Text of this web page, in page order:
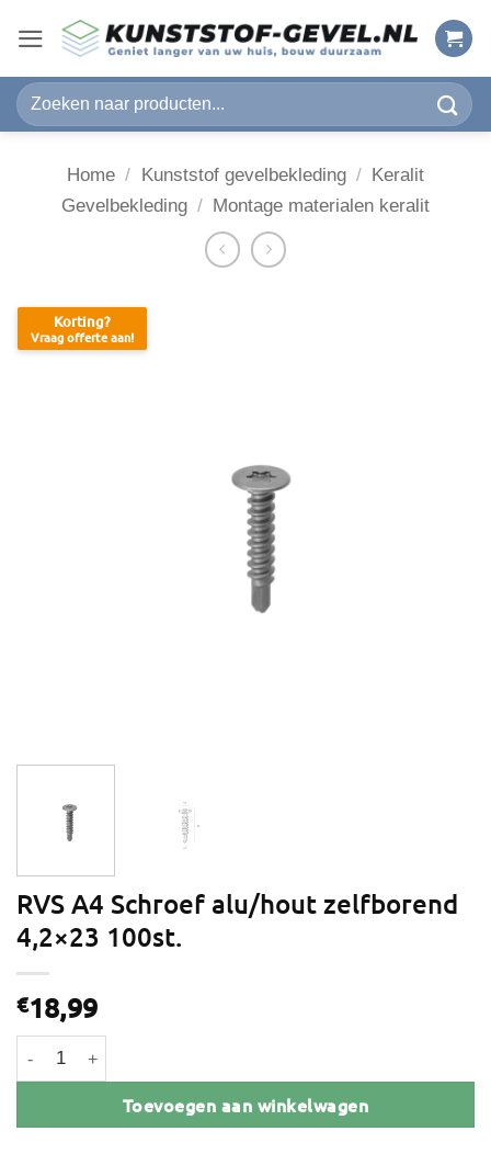
naar
inhoud
Zoeken
naar:
Home / Kunststof gevelbekleding / Keralit
Gevelbekleding / Montage materialen keralit
Korting?
Vraag offerte aan!
RVS A4 Schroef alu/hout zelfborend
4,2×23 100st.
€18,99
RVS A4 Schroef alu/hout zelfborend 4,2x23 100st. aantal
Toevoegen aan winkelwagen